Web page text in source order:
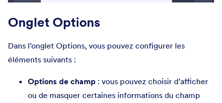
Onglet Options
Dans l’onglet Options, vous pouvez configurer les
éléments suivants :
Options de champ : vous pouvez choisir d’afficher
ou de masquer certaines informations du champ